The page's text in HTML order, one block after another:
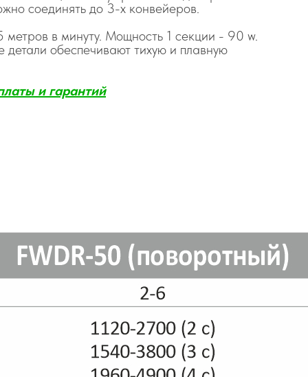
соединять до 3-х конвейеров.
метров в минуту. Мощность 1 секции - 90 w.
обеспечивают тихую и плавную
и гарантий